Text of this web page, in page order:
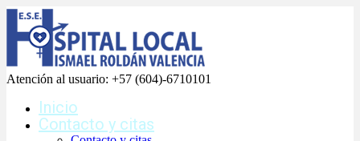
Atención al usuario: +57 (604)-6710101
Inicio
Contacto y citas